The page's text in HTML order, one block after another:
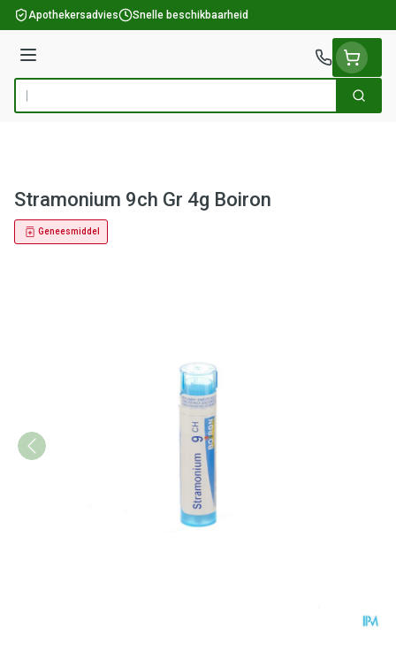
Ga naar de inhoud
Apothekersadvies Snelle beschikbaarheid
Menu
Product, merk, categorie... Zoek
Stramonium 9ch Gr 4g Boiron
Geneesmiddel